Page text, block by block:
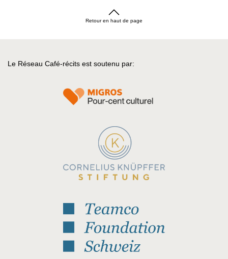
Retour en haut de page
Le Réseau Café-récits est soutenu par: